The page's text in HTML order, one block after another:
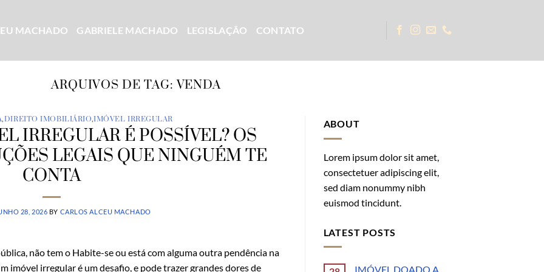
MACHADO GABRIELE MACHADO LEGISLAÇÃO CONTATO
ARQUIVOS DE TAG:VENDA
,DIREITO IMOBILIÁRIO,IMÓVEL IRREGULAR
IRREGULAR É POSSÍVEL? OS
LEGAIS QUE NINGUÉM TE
CONTA
28, 2026 BY CARLOS ALCEU MACHADO
não tem o Habite-se ou está com alguma outra pendência na
imóvel irregular é um desafio, e pode trazer grandes dores de
ABOUT
Lorem ipsum dolor sit amet,
consectetuer adipiscing elit,
sed diam nonummy nibh
euismod tincidunt.
LATEST POSTS
IMÓVEL DOADO A